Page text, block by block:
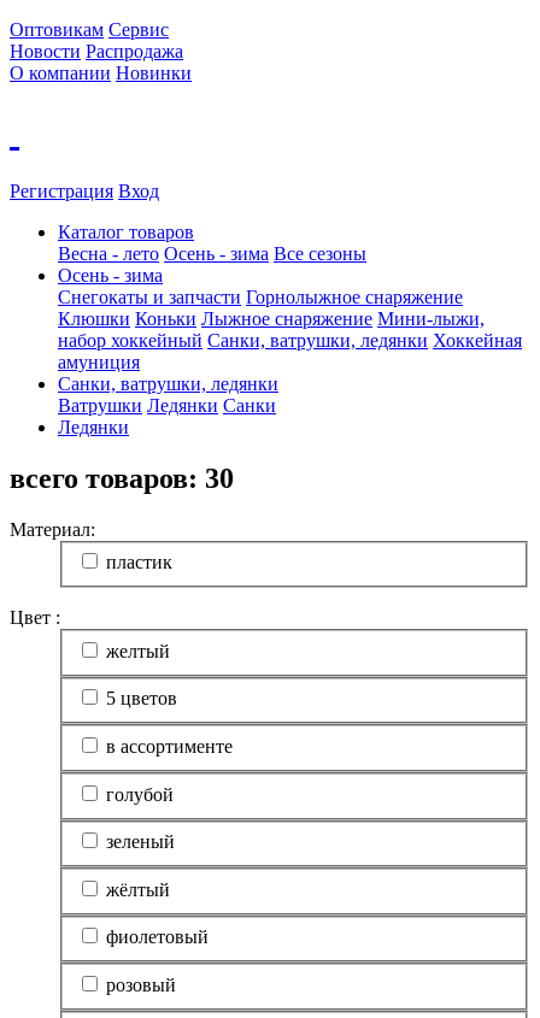
Оптовикам Сервис
Новости Распродажа
О компании Новинки
Регистрация Вход
Каталог товаров
Весна - лето Осень - зима Все сезоны
Осень - зима
Cнегокаты и запчасти Горнолыжное снаряжение
Клюшки Коньки Лыжное снаряжение Мини-лыжи,
набор хоккейный Санки, ватрушки, ледянки Хоккейная
амуниция
Санки, ватрушки, ледянки
Ватрушки Ледянки Санки
Ледянки
всего товаров: 30
Материал:
пластик
Цвет :
желтый
5 цветов
в ассортименте
голубой
зеленый
жёлтый
фиолетовый
розовый